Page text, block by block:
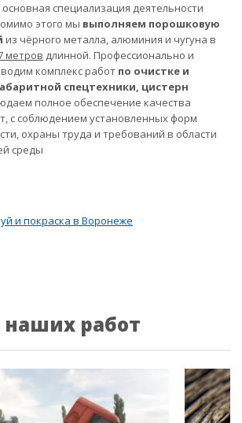
специализация деятельности
этого мы выполняем порошковую
из чёрного металла, алюминия и чугуна в
метров длинной. Профессионально и
комплекс работ по очистке и
спецтехники, цистерн
полное обеспечение качества
с соблюдением установленных форм
охраны труда и требований в области
среды
и покраска в Воронеже
работ